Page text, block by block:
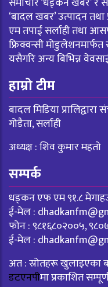
‘बादल खबर’ उत्पादन
एम तपाई सर्लाही तथा
फ्रिक्वन्सी मोडुलेशनमार्फत र
यसैगरि अन्य बिभिन्न
हाम्रो टीम
बादल मिडिया
गोडैता, सर्लाही
अध्यक्ष : शिव कुमार महतो
सम्पर्क
धड्कन एफ एम ९१.८
ई-मेल :
फोन : ९८१६८०२००५,
ई-मेल :
अत : स्रोतहरू खुलाइएका
डटएनपीमा प्रकाशित